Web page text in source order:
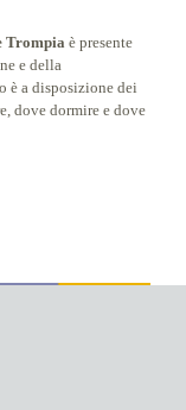
Trompia è presente
e della
è a disposizione dei
dove dormire e dove